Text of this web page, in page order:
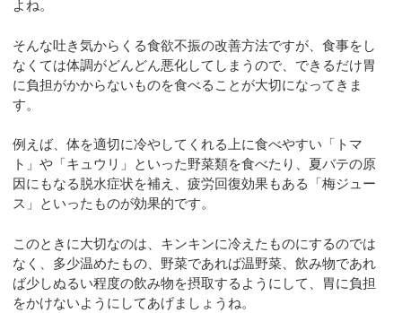
よね。
そんな吐き気からくる食欲不振の改善方法ですが、食事をし
なくては体調がどんどん悪化してしまうので、できるだけ胃
に負担がかからないものを食べることが大切になってきま
す。
例えば、体を適切に冷やしてくれる上に食べやすい「トマ
ト」や「キュウリ」といった野菜類を食べたり、夏バテの原
因にもなる脱水症状を補え、疲労回復効果もある「梅ジュー
ス」といったものが効果的です。
このときに大切なのは、キンキンに冷えたものにするのでは
なく、多少温めたもの、野菜であれば温野菜、飲み物であれ
ば少しぬるい程度の飲み物を摂取するようにして、胃に負担
をかけないようにしてあげましょうね。